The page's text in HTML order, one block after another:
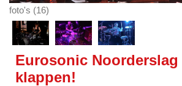
foto's (16)
Eurosonic Noorderslag
klappen!